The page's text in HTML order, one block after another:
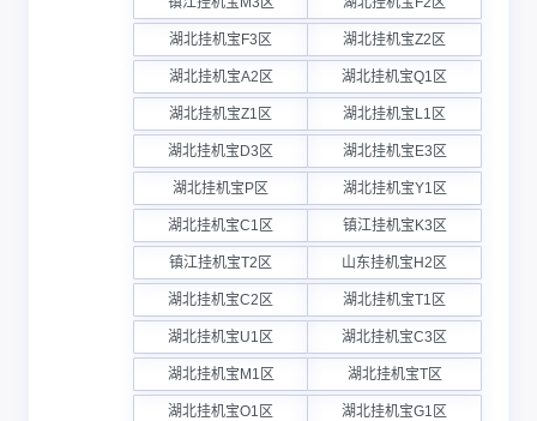
湖北挂机宝F3区 湖北挂机宝Z2区
湖北挂机宝A2区 湖北挂机宝Q1区
湖北挂机宝Z1区 湖北挂机宝L1区
湖北挂机宝D3区 湖北挂机宝E3区
湖北挂机宝P区 湖北挂机宝Y1区
湖北挂机宝C1区 镇江挂机宝K3区
镇江挂机宝T2区 山东挂机宝H2区
湖北挂机宝C2区 湖北挂机宝T1区
湖北挂机宝U1区 湖北挂机宝C3区
湖北挂机宝M1区 湖北挂机宝T区
湖北挂机宝O1区 湖北挂机宝G1区